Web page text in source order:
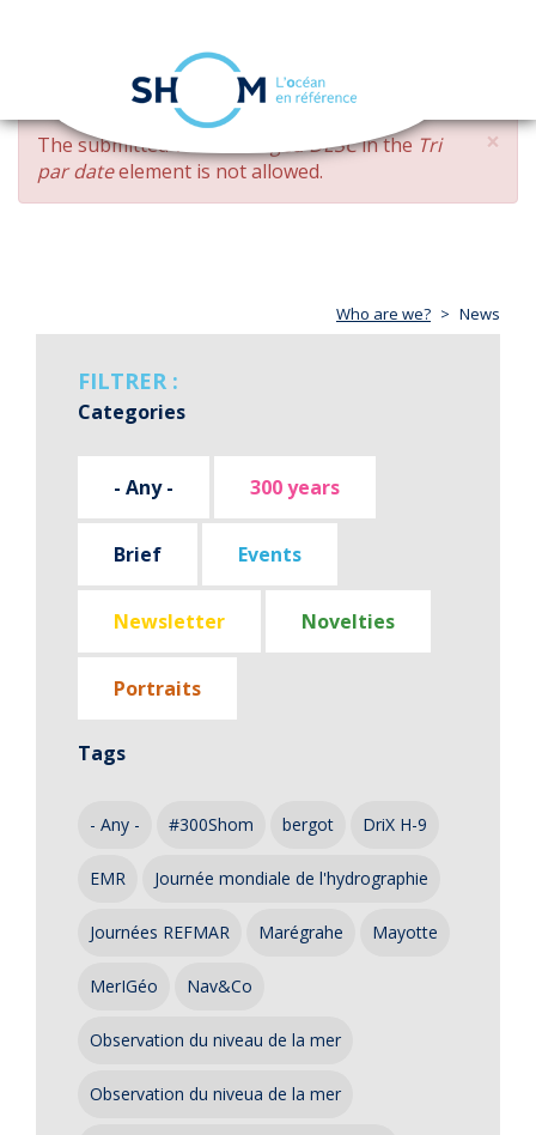
Skip
main
content
navigation
×
ERROR
MESSAGE
The submitted value changed DESCin the Tri
par dateelement is not allowed.
Who are we? News
FILTRER :
Categories
- Any - 300 years
Brief Events
Newsletter Novelties
Portraits
Tags
- Any - #300Shom bergot DriX H-9
EMR Journée mondiale de l'hydrographie
Journées REFMAR Marégrahe Mayotte
MerIGéo Nav&Co
Observation du niveau de la mer
Observation du niveua de la mer